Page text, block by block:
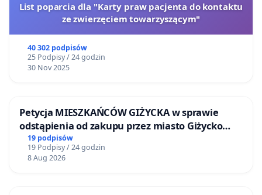
List poparcia dla "Karty praw pacjenta do kontaktu
ze zwierzęciem towarzyszącym"
40 302 podpisów
25 Podpisy / 24 godzin
30 Nov 2025
Petycja MIESZKAŃCÓW GIŻYCKA w sprawie
odstąpienia od zakupu przez miasto Giżycko
nieruchomości położonej nad jeziorem Niegocin
19 podpisów
19 Podpisy / 24 godzin
8 Aug 2026